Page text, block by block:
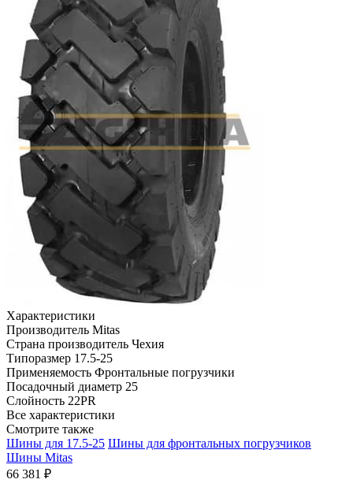
Характеристики
Производитель Mitas
Страна производитель Чехия
Типоразмер 17.5-25
Применяемость Фронтальные погрузчики
Посадочный диаметр 25
Слойность 22PR
Все характеристики
Смотрите также
Шины для 17.5-25 Шины для фронтальных погрузчиков
Шины Mitas
66 381 ₽